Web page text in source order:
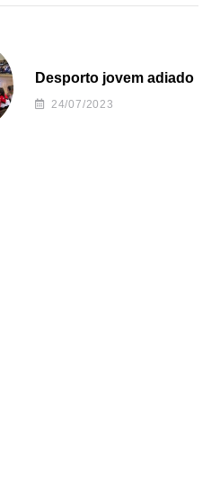
Desporto jovem adiado
24/07/2023